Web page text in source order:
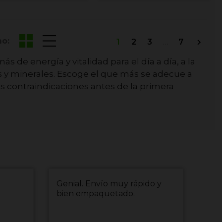
1 2 3 7 
de energía y vitalidad para el día a día, a la
minerales. Escoge el que más se adecue a
contraindicaciones antes de la primera
Genial. Envío muy rápido y
bien empaquetado.